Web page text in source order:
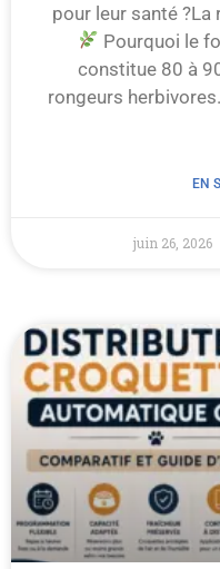
pour leur santé
Pourquoi le
constitue 80 à
rongeurs
EN
juin 26, 2026